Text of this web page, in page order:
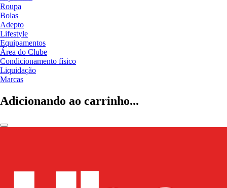
Roupa
Bolas
Adepto
Lifestyle
Equipamentos
Área do Clube
Condicionamento físico
Liquidação
Marcas
Adicionando ao carrinho...